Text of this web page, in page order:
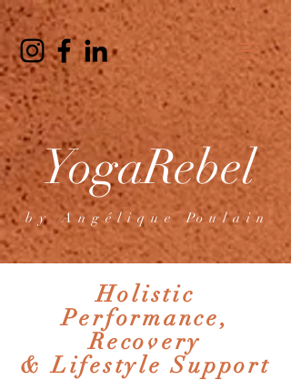
YogaRebel
b y A n g é l i q u e Po u l a i n
Holistic
Performance,
Recovery
& Lifestyle Support